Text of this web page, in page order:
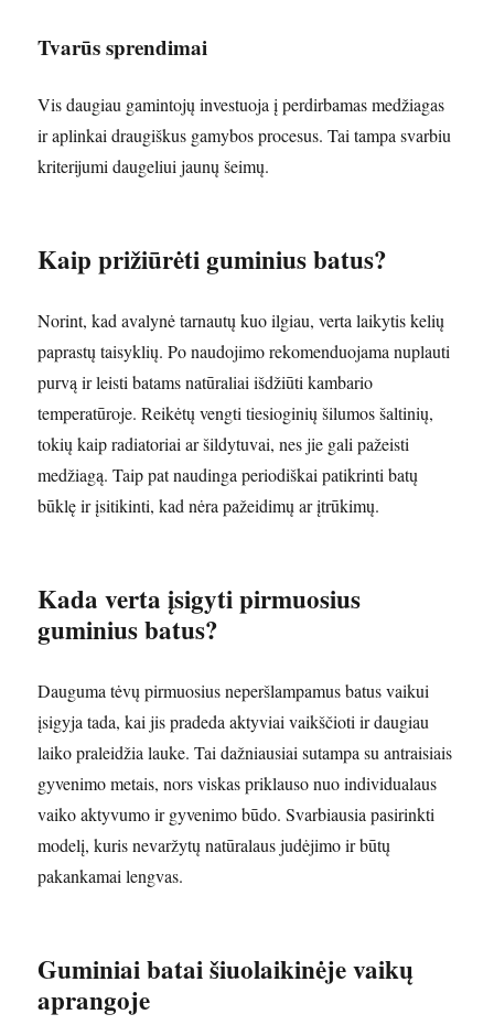
Tvarūs sprendimai
Vis daugiau gamintojų investuoja į perdirbamas medžiagas
ir aplinkai draugiškus gamybos procesus. Tai tampa svarbiu
kriterijumi daugeliui jaunų šeimų.
Kaip prižiūrėti guminius batus?
Norint, kad avalynė tarnautų kuo ilgiau, verta laikytis kelių
paprastų taisyklių. Po naudojimo rekomenduojama nuplauti
purvą ir leisti batams natūraliai išdžiūti kambario
temperatūroje. Reikėtų vengti tiesioginių šilumos šaltinių,
tokių kaip radiatoriai ar šildytuvai, nes jie gali pažeisti
medžiagą. Taip pat naudinga periodiškai patikrinti batų
būklę ir įsitikinti, kad nėra pažeidimų ar įtrūkimų.
Kada verta įsigyti pirmuosius
guminius batus?
Dauguma tėvų pirmuosius neperšlampamus batus vaikui
įsigyja tada, kai jis pradeda aktyviai vaikščioti ir daugiau
laiko praleidžia lauke. Tai dažniausiai sutampa su antraisiais
gyvenimo metais, nors viskas priklauso nuo individualaus
vaiko aktyvumo ir gyvenimo būdo. Svarbiausia pasirinkti
modelį, kuris nevaržytų natūralaus judėjimo ir būtų
pakankamai lengvas.
Guminiai batai šiuolaikinėje vaikų
aprangoje